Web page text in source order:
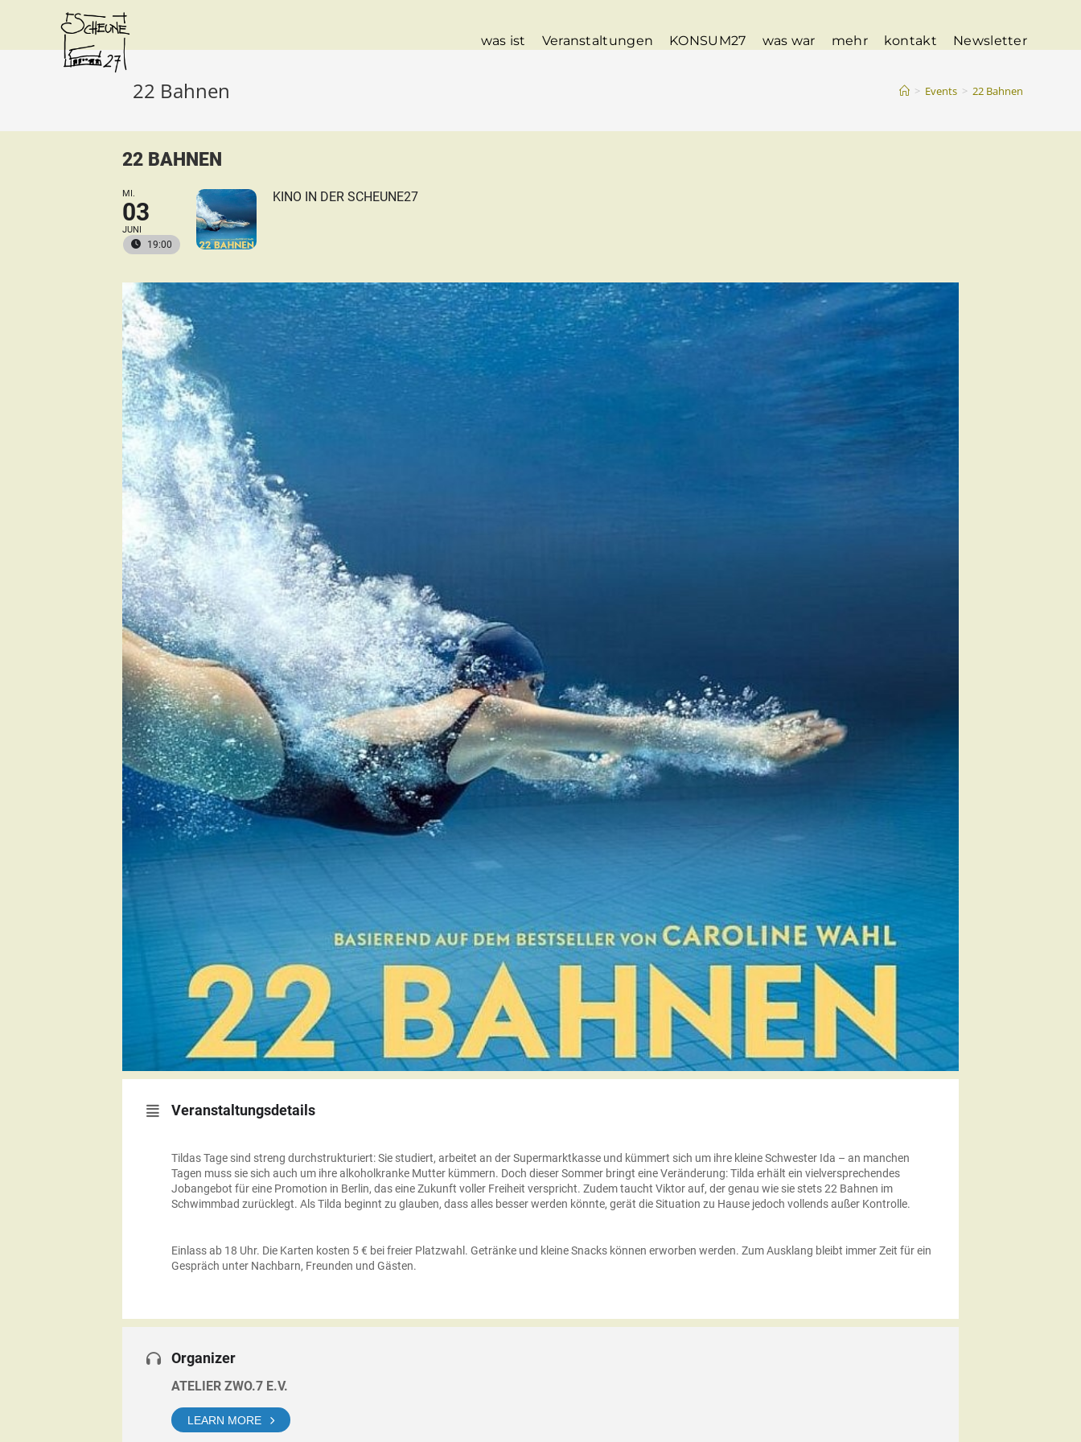
was ist Veranstaltungen KONSUM27 was war mehr kontakt Newsletter
22 Bahnen > Events > 22 Bahnen
22 BAHNEN
MI.
03
JUNI
19:00
KINO IN DER SCHEUNE27
Veranstaltungsdetails
Tildas Tage sind streng durchstrukturiert: Sie studiert, arbeitet an der Supermarktkasse und kümmert sich um ihre kleine Schwester Ida – an manchen
Tagen muss sie sich auch um ihre alkoholkranke Mutter kümmern. Doch dieser Sommer bringt eine Veränderung: Tilda erhält ein vielversprechendes
Jobangebot für eine Promotion in Berlin, das eine Zukunft voller Freiheit verspricht. Zudem taucht Viktor auf, der genau wie sie stets 22 Bahnen im
Schwimmbad zurücklegt. Als Tilda beginnt zu glauben, dass alles besser werden könnte, gerät die Situation zu Hause jedoch vollends außer Kontrolle.
Einlass ab 18 Uhr. Die Karten kosten 5 € bei freier Platzwahl. Getränke und kleine Snacks können erworben werden. Zum Ausklang bleibt immer Zeit für ein
Gespräch unter Nachbarn, Freunden und Gästen.
Organizer
ATELIER ZWO.7 E.V.
LEARN MORE